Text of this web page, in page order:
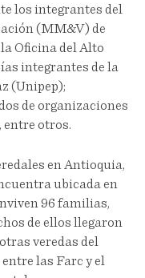
los integrantes del
(MM&V) de
Oficina del Alto
integrantes de la
(Unipep);
de organizaciones
entre otros.
en Antioquia,
ubicada en
96 familias,
de ellos llegaron
veredas del
las Farc y el